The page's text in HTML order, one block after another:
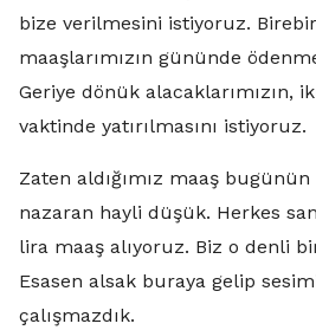
bize verilmesini istiyoruz.
maaşlarımızın gününde
Geriye dönük alacaklarımızın,
vaktinde yatırılmasını istiyoruz.
Zaten aldığımız maaş
nazaran hayli düşük. Herkes
lira maaş alıyoruz. Biz o denli
Esasen alsak buraya gelip
çalışmazdık.